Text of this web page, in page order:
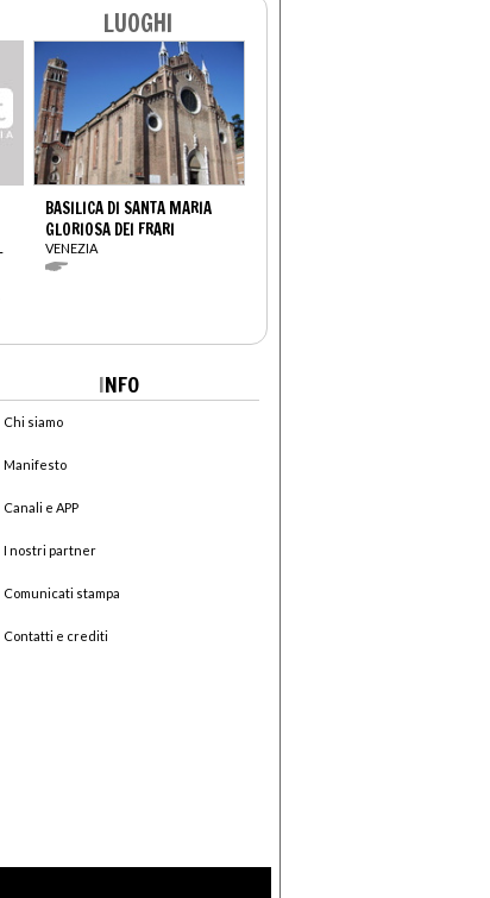
LUOGHI
BASILICA DI SANTA MARIA
GLORIOSA DEI FRARI
VENEZIA
INFO
Chi siamo
Manifesto
Canali e APP
I nostri partner
Comunicati stampa
Contatti e crediti